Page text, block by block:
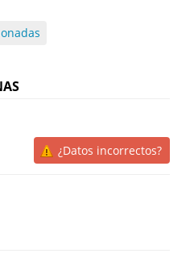
¿Datos incorrectos?